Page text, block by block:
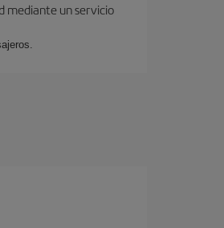
mediante un servicio